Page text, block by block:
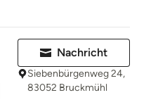
Nachricht
Siebenbürgenweg 24,
83052 Bruckmühl